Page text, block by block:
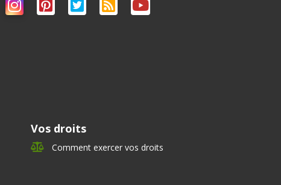
Vos droits
Comment exercer vos droits